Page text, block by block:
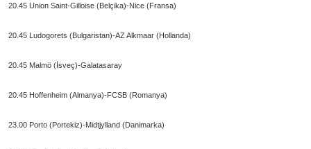
20.45 Union Saint-Gilloise (Belçika)-Nice (Fransa)
20.45 Ludogorets (Bulgaristan)-AZ Alkmaar (Hollanda)
20.45 Malmö (İsveç)-Galatasaray
20.45 Hoffenheim (Almanya)-FCSB (Romanya)
23.00 Porto (Portekiz)-Midtjylland (Danimarka)